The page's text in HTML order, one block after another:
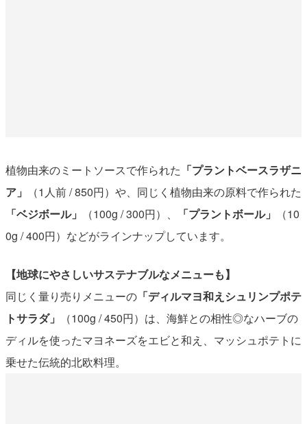
植物由来のミートソースで作られた 「プラントベースラザニ
ア」
（1人前 / 850円）や、同じく植物由来の原料で作られた
「ベジボール」
（100g / 300円）、 「プラントボール」
（10
0g / 400円）などがラインナップしています。
【地球にやさしいサステナブルなメニューも】
同じく量り売りメニューの「ディルマヨ和えシュリンプポテ
トサラダ」
（100g / 450円）は、海鮮との相性◎なハーブの
ディルを使ったマヨネーズをエビと和え、マッシュポテトに
乗せた伝統的北欧料理。